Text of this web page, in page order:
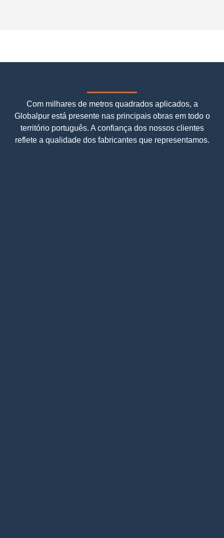
Com milhares de metros quadrados aplicados, a
Globalpur está presente nas principais obras em todo o
território português. A confiança dos nossos clientes
reflete a qualidade dos fabricantes que representamos.